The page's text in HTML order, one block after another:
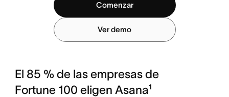
Comenzar
Ver demo
El 85 % de las empresas de
Fortune 100 eligen Asana¹